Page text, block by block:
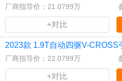
厂商指导价：21.0799万
+对比
2023款 1.9T自动四驱V-CROSS
厂商指导价：22.0799万
+对比